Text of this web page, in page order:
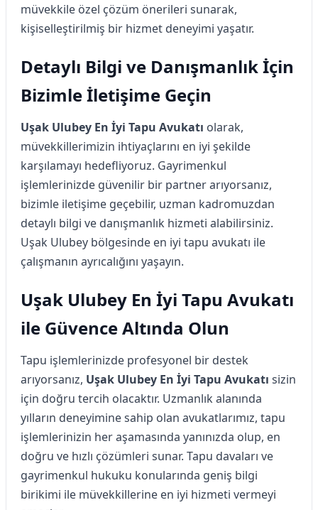
müvekkile özel çözüm önerileri sunarak,
kişiselleştirilmiş bir hizmet deneyimi yaşatır.
Detaylı Bilgi ve Danışmanlık İçin
Bizimle İletişime Geçin
Uşak Ulubey En İyi Tapu Avukatı olarak,
müvekkillerimizin ihtiyaçlarını en iyi şekilde
karşılamayı hedefliyoruz. Gayrimenkul
işlemlerinizde güvenilir bir partner arıyorsanız,
bizimle iletişime geçebilir, uzman kadromuzdan
detaylı bilgi ve danışmanlık hizmeti alabilirsiniz.
Uşak Ulubey bölgesinde en iyi tapu avukatı ile
çalışmanın ayrıcalığını yaşayın.
Uşak Ulubey En İyi Tapu Avukatı
ile Güvence Altında Olun
Tapu işlemlerinizde profesyonel bir destek
arıyorsanız, Uşak Ulubey En İyi Tapu Avukatı sizin
için doğru tercih olacaktır. Uzmanlık alanında
yılların deneyimine sahip olan avukatlarımız, tapu
işlemlerinizin her aşamasında yanınızda olup, en
doğru ve hızlı çözümleri sunar. Tapu davaları ve
gayrimenkul hukuku konularında geniş bilgi
birikimi ile müvekkillerine en iyi hizmeti vermeyi